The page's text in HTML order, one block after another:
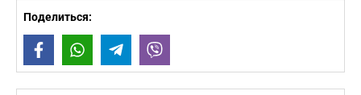
Поделиться:
FacebookWhatsAppTelegram